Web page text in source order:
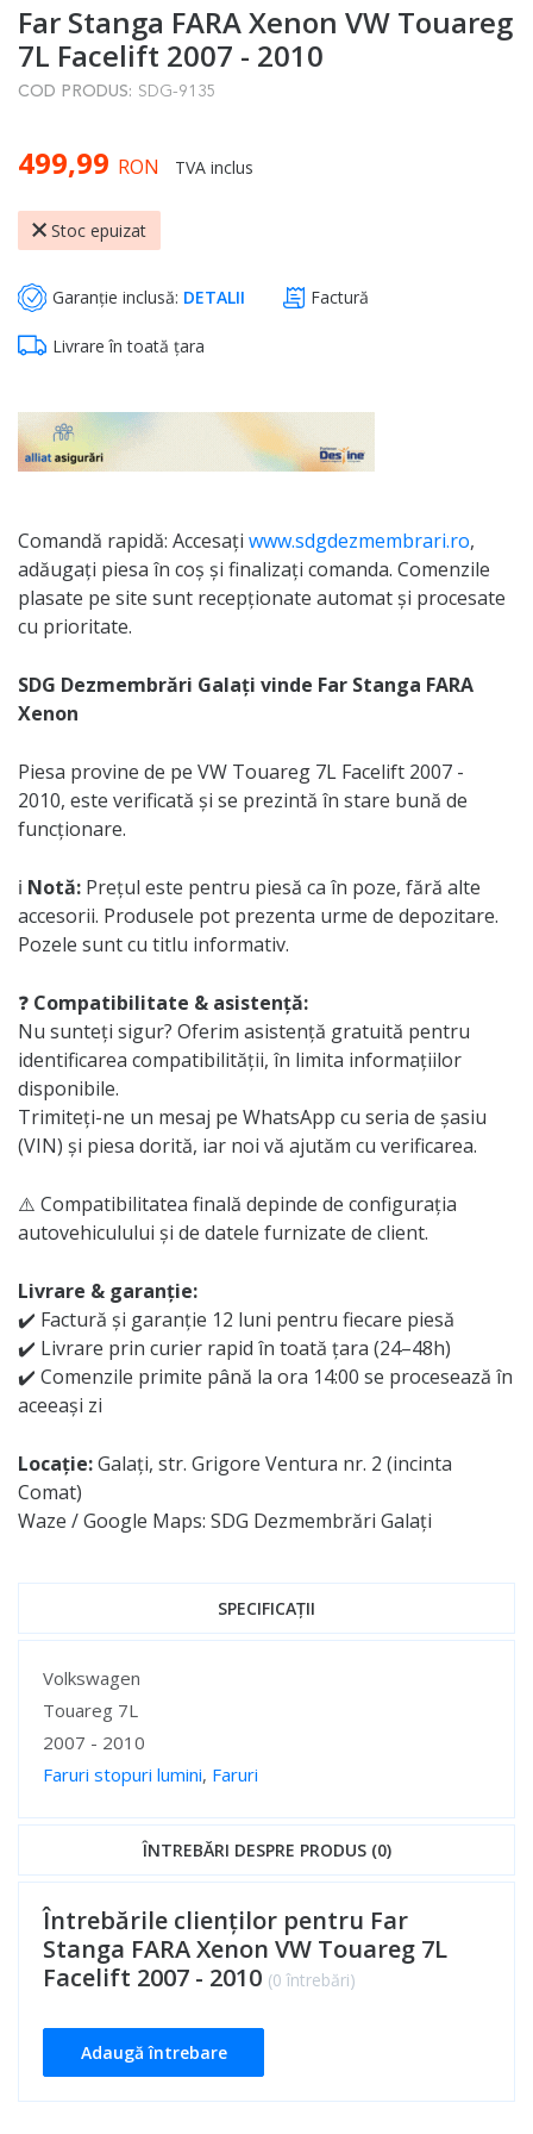
to
the
of
images
Far Stanga FARA Xenon VW Touareg
7L Facelift 2007 - 2010
COD PRODUS: SDG-9135
499,99 RON TVA inclus
Stoc epuizat
Garanție inclusă: DETALII Factură
Livrare în toată țara
Comandă rapidă: Accesați www.sdgdezmembrari.ro,
adăugați piesa în coș și finalizați comanda. Comenzile
plasate pe site sunt recepționate automat și procesate
cu prioritate.
SDG Dezmembrări Galați vinde Far Stanga FARA
Xenon
Piesa provine de pe VW Touareg 7L Facelift 2007 -
2010, este verificată și se prezintă în stare bună de
funcționare.
ℹ️ Notă: Prețul este pentru piesă ca în poze, fără alte
accesorii. Produsele pot prezenta urme de depozitare.
Pozele sunt cu titlu informativ.
❓ Compatibilitate & asistență:
Nu sunteți sigur? Oferim asistență gratuită pentru
identificarea compatibilității, în limita informațiilor
disponibile.
Trimiteți-ne un mesaj pe WhatsApp cu seria de șasiu
(VIN) și piesa dorită, iar noi vă ajutăm cu verificarea.
⚠️ Compatibilitatea finală depinde de configurația
autovehiculului și de datele furnizate de client.
Livrare & garanție:
✔️ Factură și garanție 12 luni pentru fiecare piesă
✔️ Livrare prin curier rapid în toată țara (24–48h)
✔️ Comenzile primite până la ora 14:00 se procesează în
aceeași zi
Locație:Galați, str. Grigore Ventura nr. 2 (incinta
Comat)
Waze / Google Maps: SDG Dezmembrări Galați
SPECIFICAȚII
Specificații
Volkswagen
Touareg 7L
2007 - 2010
Faruri stopuri lumini, Faruri
ÎNTREBĂRI DESPRE PRODUS (0)
Întrebările clienților pentru Far
Stanga FARA Xenon VW Touareg 7L
Facelift 2007 - 2010 (0 întrebări)
Adaugă întrebare